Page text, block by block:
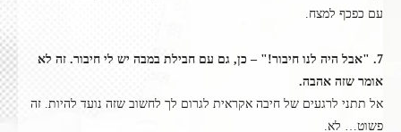
עם כפכף למצח.
7. "אבל היה לנו חיבור!" – כן, גם עם חבילת במבה יש לי חיבור. זה לא
אומר שזה אהבה.
אל תתני לרגעים של חיבה אקראית לגרום לך לחשוב שזה נועד להיות. זה
פשוט… לא.